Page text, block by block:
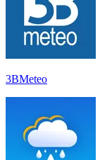
3BMeteo